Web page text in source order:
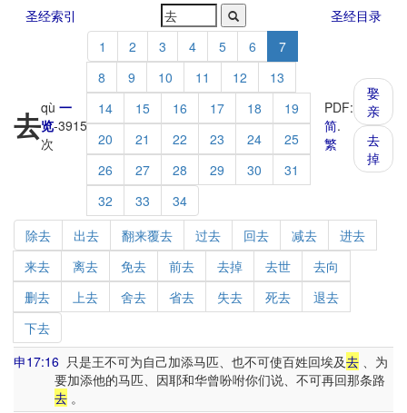
圣经索引 圣经目录
去qù 一
览-3915
次
1 2 3 4 5 6
7
8
9 10 11 12
13
14
15 16 17 18
19
20
21 22 23 24
25
26
27 28 29 30
31
32
33 34
PDF:
简.
繁
娶
亲
去
掉
除去 出去 翻来覆去 过去 回去 减去
进去
来去
离去 免去 前去 去掉 去世
去向
删去
上去 舍去 省去 失去 死去
退去
下去
申17:16 只是王不可为自己加添马匹、也不可使百姓回埃及去 、为
要加添他的马匹、因耶和华曾吩咐你们说、不可再回那条路
去。